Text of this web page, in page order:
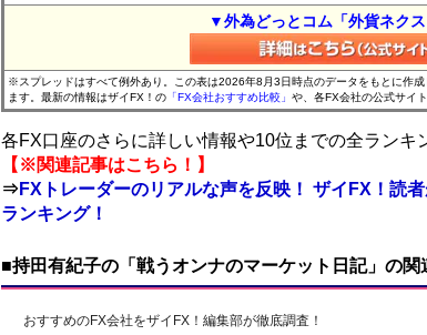
▼外為どっとコム「外貨ネク
※スプレッドはすべて例外あり。この表は2026年8月3日時点のデータをもとに作
ます。最新の情報はザイFX！の 「FX会社おすすめ比較」 や、各FX会社の公式サイ
各FX口座のさらに詳しい情報や10位までの全ランキ
【※関連記事はこちら！】
⇒FXトレーダーのリアルな声を反映！ ザイFX！読
ランキング！
■持田有紀子の「戦うオンナのマーケット日記」の関
おすすめのFX会社をザイFX！編集部が徹底調査！